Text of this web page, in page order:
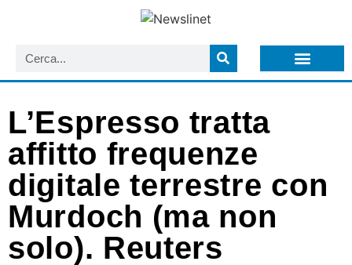
L’Espresso tratta
affitto frequenze
digitale terrestre con
Murdoch (ma non
solo). Reuters